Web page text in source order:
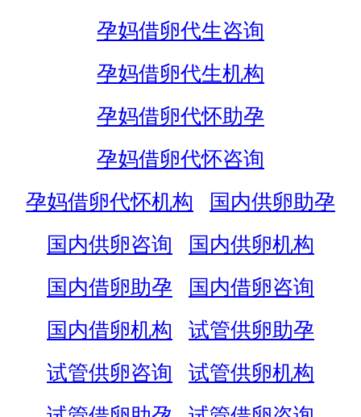
孕妈借卵代生咨询
孕妈借卵代生机构
孕妈借卵代怀助孕
孕妈借卵代怀咨询
孕妈借卵代怀机构
国内供卵助孕
国内供卵咨询
国内供卵机构
国内借卵助孕
国内借卵咨询
国内借卵机构
试管供卵助孕
试管供卵咨询
试管供卵机构